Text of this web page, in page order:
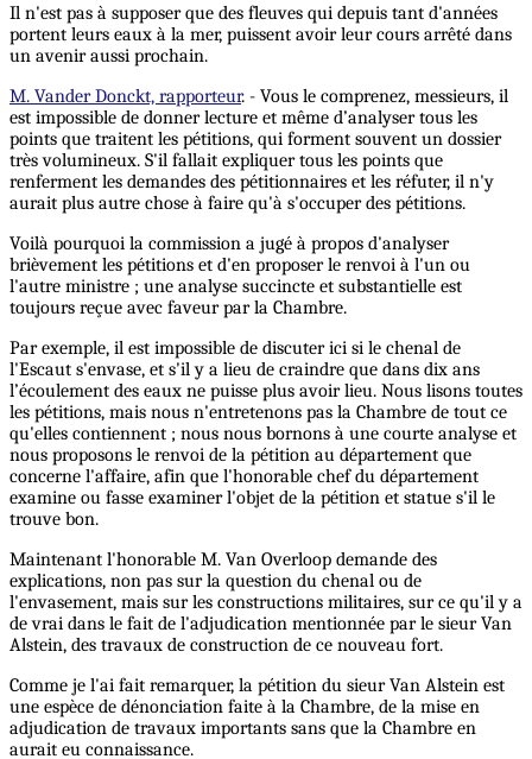
Il n'est pas à supposer que des fleuves qui depuis tant d'années
portent leurs eaux à la mer, puissent avoir leur cours arrêté dans
un avenir aussi prochain.
M. Vander Donckt, rapporteur. - Vous le comprenez, messieurs, il
est impossible de donner lecture et même d’analyser tous les
points que traitent les pétitions, qui forment souvent un dossier
très volumineux. S'il fallait expliquer tous les points que
renferment les demandes des pétitionnaires et les réfuter, il n'y
aurait plus autre chose à faire qu'à s'occuper des pétitions.
Voilà pourquoi la commission a jugé à propos d'analyser
brièvement les pétitions et d'en proposer le renvoi à l'un ou
l'autre ministre ; une analyse succincte et substantielle est
toujours reçue avec faveur par la Chambre.
Par exemple, il est impossible de discuter ici si le chenal de
l'Escaut s'envase, et s'il y a lieu de craindre que dans dix ans
l’écoulement des eaux ne puisse plus avoir lieu. Nous lisons toutes
les pétitions, mais nous n'entretenons pas la Chambre de tout ce
qu'elles contiennent ; nous nous bornons à une courte analyse et
nous proposons le renvoi de la pétition au département que
concerne l'affaire, afin que l'honorable chef du département
examine ou fasse examiner l'objet de la pétition et statue s'il le
trouve bon.
Maintenant l'honorable M. Van Overloop demande des
explications, non pas sur la question du chenal ou de
l'envasement, mais sur les constructions militaires, sur ce qu'il y a
de vrai dans le fait de l'adjudication mentionnée par le sieur Van
Alstein, des travaux de construction de ce nouveau fort.
Comme je l'ai fait remarquer, la pétition du sieur Van Alstein est
une espèce de dénonciation faite à la Chambre, de la mise en
adjudication de travaux importants sans que la Chambre en
aurait eu connaissance.